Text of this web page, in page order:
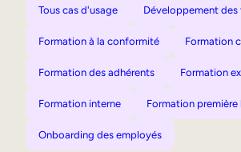
Tous cas d'usage Développement des
Formation à la conformité Formation
Formation des adhérents Formation
Formation interne Formation première
Onboarding des employés